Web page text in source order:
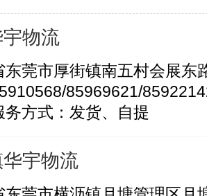
物流
东莞市厚街镇南五村会展东
85969621/
方式：发货、自提
宇物流